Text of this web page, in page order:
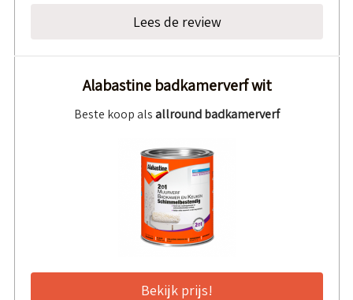
Lees de review
Alabastine badkamerverf wit
Beste koop alsallround badkamerverf
Bekijk prijs!